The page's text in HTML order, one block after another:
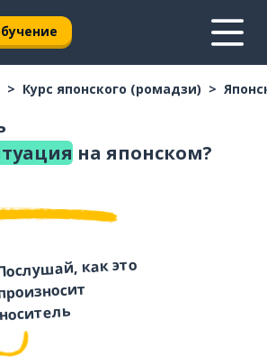
Курс японского (ромадзи)
на японском?
как это
носитель